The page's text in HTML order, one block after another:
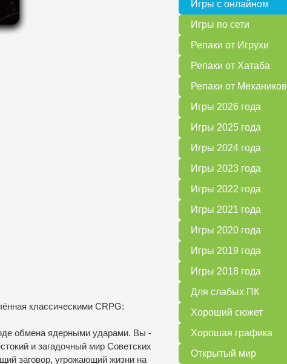
классическими CRPG:
обмена ядерными ударами. Вы -
и загадочный мир Советских
заговор, угрожающий жизни на
Игры с онлайном
Игры по сети
Репаки от Игрухи
Репаки от Хатаба
Репаки от Механиков
Игры 2026 года
Игры 2025 года
Игры 2024 года
Игры 2023 года
Игры 2022 года
Игры 2021 года
Игры 2020 года
Игры 2019 года
Игры 2018 года
Для слабых ПК
Хороший сюжет
Хорошая графика
Открытый мир